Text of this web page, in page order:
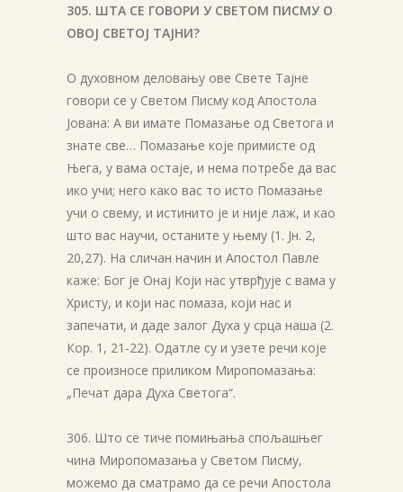
305. ШТА СЕ ГОВОРИ У СВЕТОМ ПИСМУ О
ОВОЈ СВЕТОЈ ТАЈНИ?
О духовном деловању ове Свете Тајне
говори се у Светом Писму код Апостола
Јована: А ви имате Помазање од Светога и
знате све… Помазање које примисте од
Њега, у вама остаје, и нема потребе да вас
ико учи; него како вас то исто Помазање
учи о свему, и истинито је и није лаж, и као
што вас научи, останите у њему (1. Јн. 2,
20,27). На сличан начин и Апостол Павле
каже: Бог је Онај Који нас утврђује с вама у
Христу, и који нас помаза, који нас и
запечати, и даде залог Духа у срца наша (2.
Кор. 1, 21-22). Одатле су и узете речи које
се произносе приликом Миропомазања:
„Печат дара Духа Светога“.
306. Што се тиче помињања спољашњег
чина Миропомазања у Светом Писму,
можемо да сматрамо да се речи Апостола